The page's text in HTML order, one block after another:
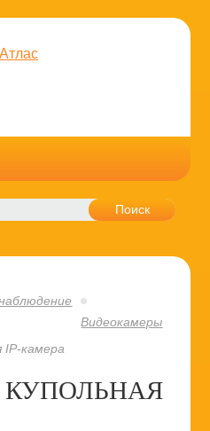
Поиск
Видеокамеры
IP-камера
КУПОЛЬНАЯ